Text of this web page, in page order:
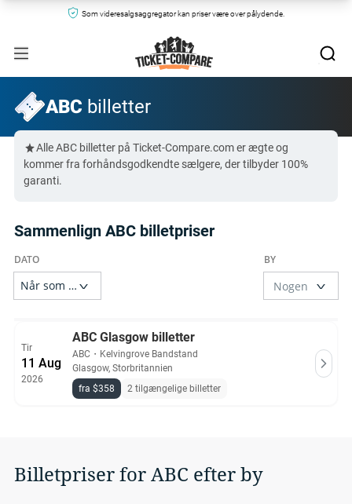
Som videresalgsaggregator kan priser være over pålydende.
ABC billetter
Alle ABC billetter på Ticket-Compare.com er ægte og
kommer fra forhåndsgodkendte sælgere, der tilbyder 100%
garanti.
Sammenlign ABC billetpriser
Tir
11 Aug
2026
ABC Glasgow billetter
ABC ・ Kelvingrove Bandstand
Glasgow, Storbritannien
fra $358
2 tilgængelige billetter
Billetpriser for ABC efter by